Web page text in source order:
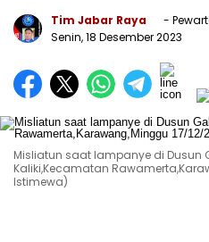
Tim Jabar Raya
-
Senin, 18 Desember 2023
Misliatun saat lampanye di Dusun
Kaliki,Kecamatan
Istimewa)